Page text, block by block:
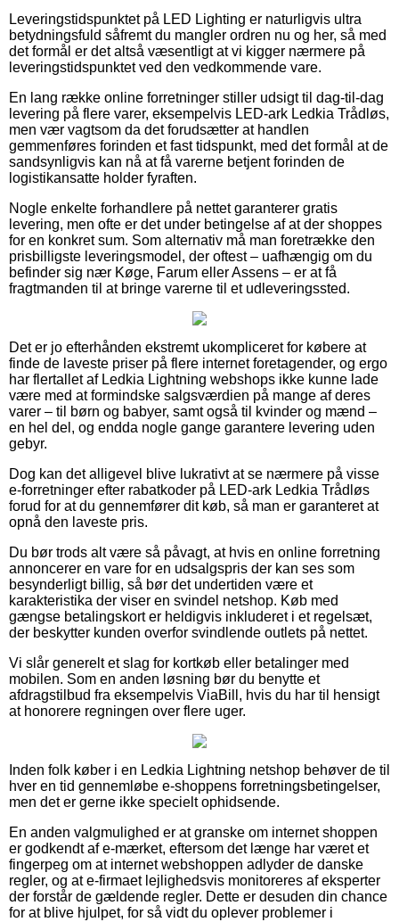
Leveringstidspunktet på LED Lighting er naturligvis ultra
betydningsfuld såfremt du mangler ordren nu og her, så med
det formål er det altså væsentligt at vi kigger nærmere på
leveringstidspunktet ved den vedkommende vare.
En lang række online forretninger stiller udsigt til dag-til-dag
levering på flere varer, eksempelvis LED-ark Ledkia Trådløs,
men vær vagtsom da det forudsætter at handlen
gemmenføres forinden et fast tidspunkt, med det formål at de
sandsynligvis kan nå at få varerne betjent forinden de
logistikansatte holder fyraften.
Nogle enkelte forhandlere på nettet garanterer gratis
levering, men ofte er det under betingelse af at der shoppes
for en konkret sum. Som alternativ må man foretrække den
prisbilligste leveringsmodel, der oftest – uafhængig om du
befinder sig nær Køge, Farum eller Assens – er at få
fragtmanden til at bringe varerne til et udleveringssted.
Det er jo efterhånden ekstremt ukompliceret for købere at
finde de laveste priser på flere internet foretagender, og ergo
har flertallet af Ledkia Lightning webshops ikke kunne lade
være med at formindske salgsværdien på mange af deres
varer – til børn og babyer, samt også til kvinder og mænd –
en hel del, og endda nogle gange garantere levering uden
gebyr.
Dog kan det alligevel blive lukrativt at se nærmere på visse
e-forretninger efter rabatkoder på LED-ark Ledkia Trådløs
forud for at du gennemfører dit køb, så man er garanteret at
opnå den laveste pris.
Du bør trods alt være så påvagt, at hvis en online forretning
annoncerer en vare for en udsalgspris der kan ses som
besynderligt billig, så bør det undertiden være et
karakteristika der viser en svindel netshop. Køb med
gængse betalingskort er heldigvis inkluderet i et regelsæt,
der beskytter kunden overfor svindlende outlets på nettet.
Vi slår generelt et slag for kortkøb eller betalinger med
mobilen. Som en anden løsning bør du benytte et
afdragstilbud fra eksempelvis ViaBill, hvis du har til hensigt
at honorere regningen over flere uger.
Inden folk køber i en Ledkia Lightning netshop behøver de til
hver en tid gennemløbe e-shoppens forretningsbetingelser,
men det er gerne ikke specielt ophidsende.
En anden valgmulighed er at granske om internet shoppen
er godkendt af e-mærket, eftersom det længe har været et
fingerpeg om at internet webshoppen adlyder de danske
regler, og at e-firmaet lejlighedsvis monitoreres af eksperter
der forstår de gældende regler. Dette er desuden din chance
for at blive hjulpet, for så vidt du oplever problemer i